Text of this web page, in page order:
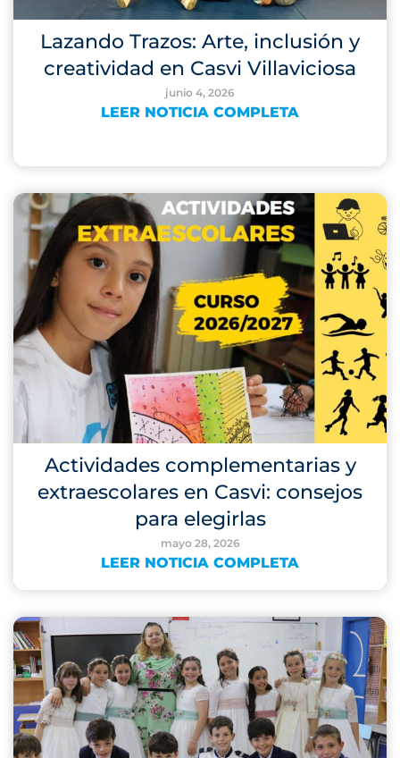
Lazando Trazos: Arte, inclusión y
creatividad en Casvi Villaviciosa
junio 4, 2026
LEER NOTICIA COMPLETA
Actividades complementarias y
extraescolares en Casvi: consejos
para elegirlas
mayo 28, 2026
LEER NOTICIA COMPLETA